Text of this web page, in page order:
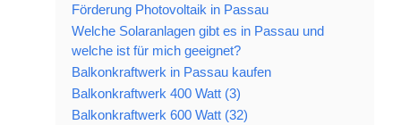
Förderung Photovoltaik in Passau
Welche Solaranlagen gibt es in Passau und
welche ist für mich geeignet?
Balkonkraftwerk in Passau kaufen
Balkonkraftwerk 400 Watt (3)
Balkonkraftwerk 600 Watt (32)